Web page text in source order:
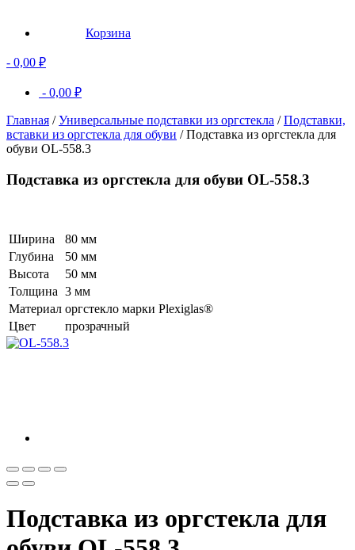
Корзина
- 0,00 ₽
- 0,00 ₽
Главная /Универсальные подставки из оргстекла /Подставки,
вставки из оргстекла для обуви / Подставка из оргстекла для
обуви OL-558.3
Подставка из оргстекла для обуви OL-558.3
Ширина
80 мм
Глубина
50 мм
Высота
50 мм
Толщина 3 мм
Материал оргстекло марки Plexiglas®
Цвет
прозрачный
Подставка из оргстекла для